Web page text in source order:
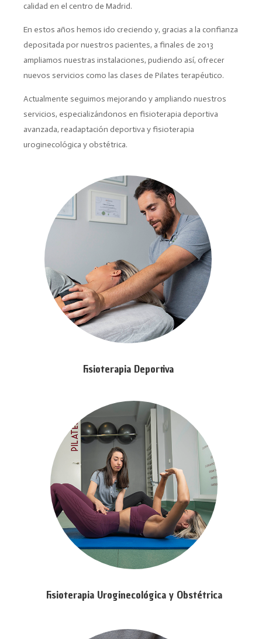
calidad en el centro de Madrid.
En estos años hemos ido creciendo y, gracias a la confianza
depositada por nuestros pacientes, a finales de 2013
ampliamos nuestras instalaciones, pudiendo así, ofrecer
nuevos servicios como las clases de Pilates terapéutico.
Actualmente seguimos mejorando y ampliando nuestros
servicios, especializándonos en fisioterapia deportiva
avanzada, readaptación deportiva y fisioterapia
uroginecológica y obstétrica.
Fisioterapia Deportiva
Fisioterapia Uroginecológica y Obstétrica